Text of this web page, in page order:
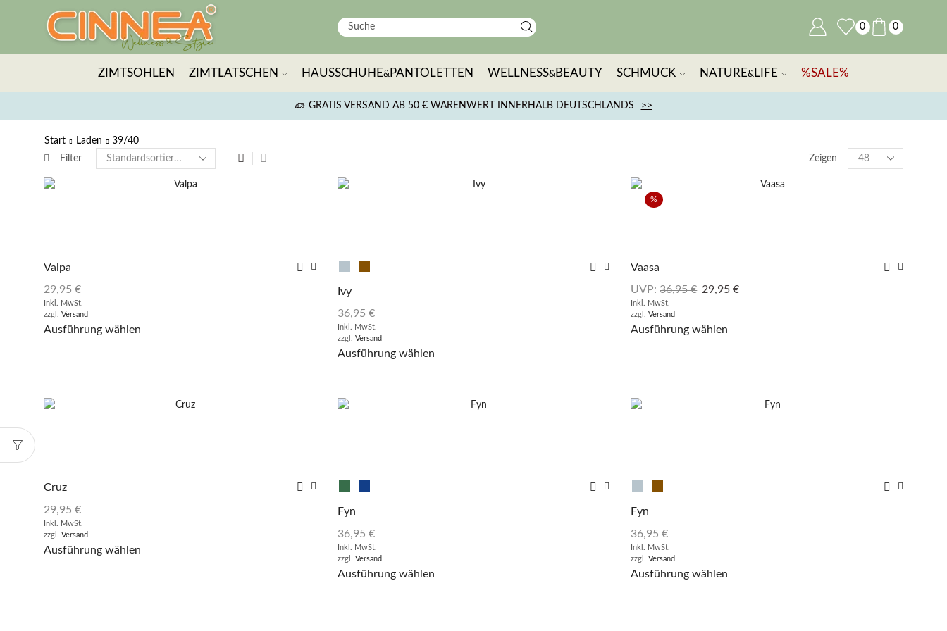
0 0
ZIMTSOHLEN ZIMTLATSCHEN HAUSSCHUHE& PANTOLETTEN WELLNESS& BEAUTY SCHMUCK NATURE& LIFE %SALE%
GRATIS VERSAND AB 50 € WARENWERT INNERHALB DEUTSCHLANDS >>
Start Laden
39/40
Filter
Zeigen
Valpa
29,95 €
Inkl. MwSt.
zzgl. Versand
Ausführung wählen
Ivy
36,95 €
Inkl. MwSt.
zzgl. Versand
Ausführung wählen
%
Vaasa
UVP: 36,95€ 29,95€
Inkl. MwSt.
zzgl.Versand
Ausführung wählen
Cruz
29,95 €
Inkl. MwSt.
zzgl. Versand
Ausführung wählen
Fyn
36,95 €
Inkl. MwSt.
zzgl. Versand
Ausführung wählen
Fyn
36,95€
Inkl. MwSt.
zzgl.Versand
Ausführung wählen